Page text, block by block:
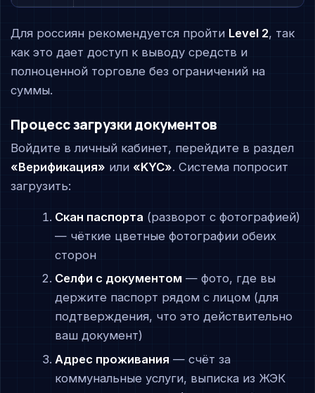
Для россиян рекомендуется пройти Level 2, так
как это дает доступ к выводу средств и
полноценной торговле без ограничений на
суммы.
Процесс загрузки документов
Войдите в личный кабинет, перейдите в раздел
«Верификация» или «KYC». Система попросит
загрузить:
Скан паспорта (разворот с фотографией)
— чёткие цветные фотографии обеих
сторон
Селфи с документом— фото, где вы
держите паспорт рядом с лицом (для
подтверждения, что это действительно
ваш документ)
Адрес проживания — счёт за
коммунальные услуги, выписка из ЖЭК